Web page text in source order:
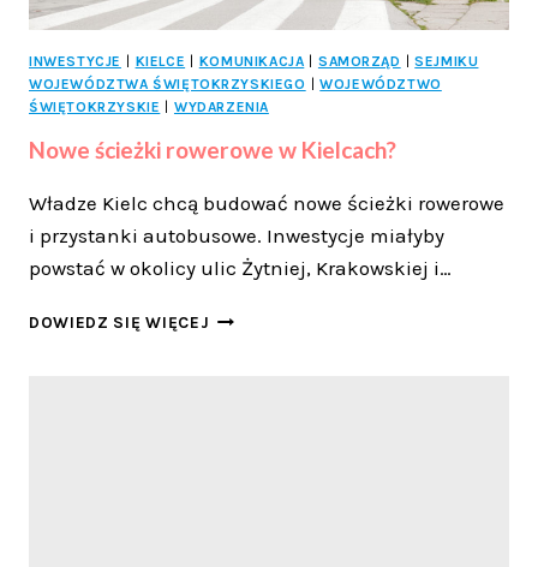
INWESTYCJE KIELCE KOMUNIKACJA SAMORZĄD
SEJMIKU
WOJEWÓDZTWA ŚWIĘTOKRZYSKIEGO
WOJEWÓDZTWO
ŚWIĘTOKRZYSKIE
WYDARZENIA
Nowe ścieżki rowerowe w Kielcach?
Władze Kielc chcą budować nowe ścieżki rowerowe
i przystanki autobusowe. Inwestycje miałyby
powstać w okolicy ulic Żytniej, Krakowskiej i…
DOWIEDZ SIĘ WIĘCEJ NOWE